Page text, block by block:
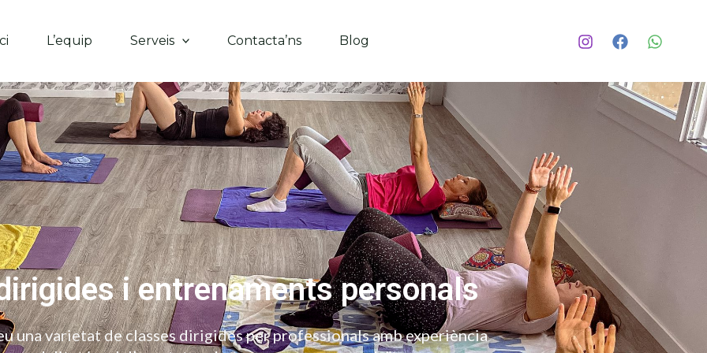
L’equip Serveis Contacta’ns Blog
i entrenaments personals
una varietat de classes dirigides per professionals amb experiència